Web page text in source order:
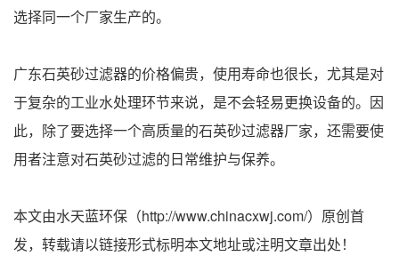
选择同一个厂家生产的。
广东石英砂过滤器的价格偏贵，使用寿命也很长，尤其是对
于复杂的工业水处理环节来说，是不会轻易更换设备的。因
此，除了要选择一个高质量的石英砂过滤器厂家，还需要使
用者注意对石英砂过滤的日常维护与保养。
本文由水天蓝环保（http://www.chinacxwj.com/）原创首
发，转载请以链接形式标明本文地址或注明文章出处！